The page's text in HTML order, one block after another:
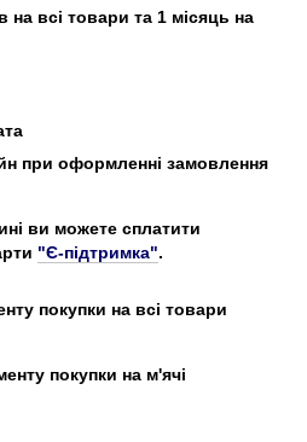
на всі товари та 1 місяць на
при оформленні замовлення
ви можете сплатити
"Є-підтримка".
покупки на всі товари
покупки на м'ячі